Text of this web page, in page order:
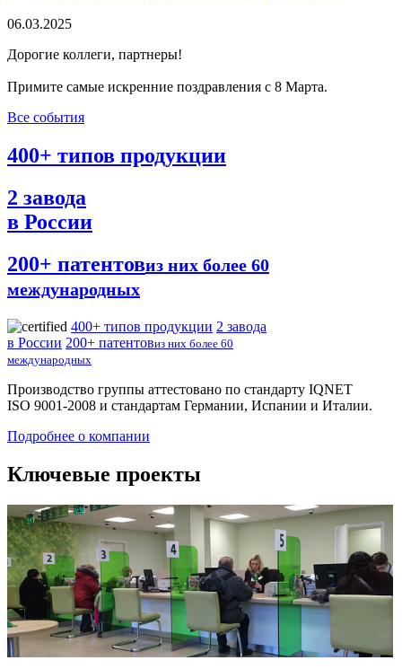
06.03.2025
Дорогие коллеги, партнеры!
Примите самые искренние поздравления с 8 Марта.
Все события
400+ типов продукции
2 завода
в России
200+ патентовиз них более 60
международных
400+ типов продукции 2 завода
в России 200+ патентовиз них более 60
международных
Производство группы аттестовано по стандарту IQNET
ISO 9001-2008 и стандартам Германии, Испании и Италии.
Подробнее о компании
Ключевые проекты